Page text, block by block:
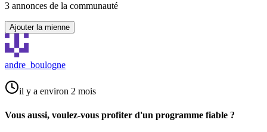
3 annonces de la communauté
Ajouter la mienne
andre_boulogne
il y a environ 2 mois
Vous aussi, voulez-vous profiter d'un programme fiable ?